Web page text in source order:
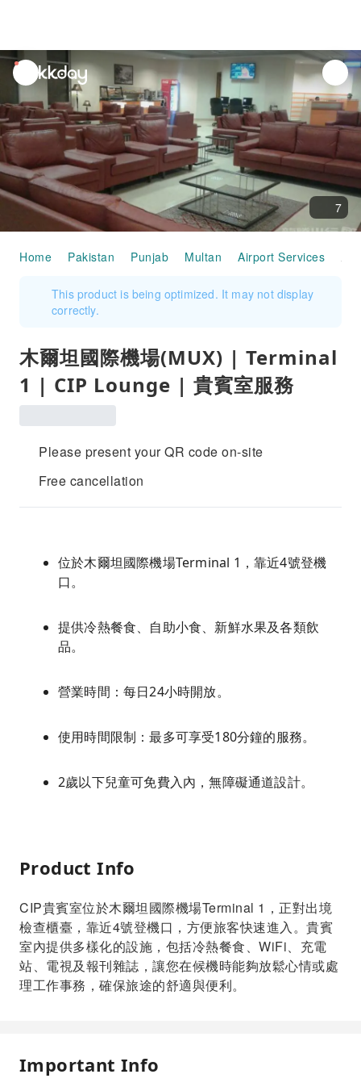
unread
notifications
7
Home Pakistan Punjab Multan Airport Services
This product is being optimized. It may not display
correctly.
木爾坦國際機場(MUX) | Terminal
1 | CIP Lounge | 貴賓室服務
Please present your QR code on-site
Free cancellation
位於木爾坦國際機場Terminal 1，靠近4號登機
口。
提供冷熱餐食、自助小食、新鮮水果及各類飲
品。
營業時間：每日24小時開放。
使用時間限制：最多可享受180分鐘的服務。
2歲以下兒童可免費入內，無障礙通道設計。
Product Info
CIP貴賓室位於木爾坦國際機場Terminal 1，正對出境
檢查櫃臺，靠近4號登機口，方便旅客快速進入。貴賓
室內提供多樣化的設施，包括冷熱餐食、WiFi、充電
站、電視及報刊雜誌，讓您在候機時能夠放鬆心情或處
理工作事務，確保旅途的舒適與便利。
Important Info